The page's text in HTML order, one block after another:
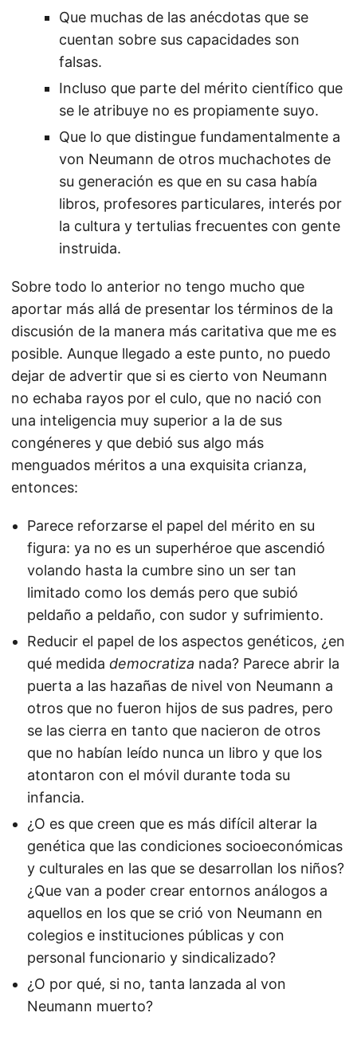
Que muchas de las anécdotas que se
cuentan sobre sus capacidades son
falsas.
Incluso que parte del mérito científico que
se le atribuye no es propiamente suyo.
Que lo que distingue fundamentalmente a
von Neumann de otros muchachotes de
su generación es que en su casa había
libros, profesores particulares, interés por
la cultura y tertulias frecuentes con gente
instruida.
Sobre todo lo anterior no tengo mucho que
aportar más allá de presentar los términos de la
discusión de la manera más caritativa que me es
posible. Aunque llegado a este punto, no puedo
dejar de advertir que si es cierto von Neumann
no echaba rayos por el culo, que no nació con
una inteligencia muy superior a la de sus
congéneres y que debió sus algo más
menguados méritos a una exquisita crianza,
entonces:
Parece reforzarse el papel del mérito en su
figura: ya no es un superhéroe que ascendió
volando hasta la cumbre sino un ser tan
limitado como los demás pero que subió
peldaño a peldaño, con sudor y sufrimiento.
Reducir el papel de los aspectos genéticos, ¿en
qué medida democratiza nada? Parece abrir la
puerta a las hazañas de nivel von Neumann a
otros que no fueron hijos de sus padres, pero
se las cierra en tanto que nacieron de otros
que no habían leído nunca un libro y que los
atontaron con el móvil durante toda su
infancia.
¿O es que creen que es más difícil alterar la
genética que las condiciones socioeconómicas
y culturales en las que se desarrollan los niños?
¿Que van a poder crear entornos análogos a
aquellos en los que se crió von Neumann en
colegios e instituciones públicas y con
personal funcionario y sindicalizado?
¿O por qué, si no, tanta lanzada al von
Neumann muerto?